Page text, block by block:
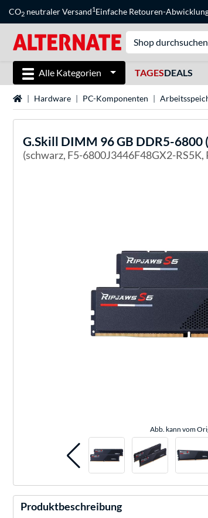
CO2 neutraler Versand1Einfache Retouren-
Alle Kategorien TAGESDEALS
StartseiteHardware PC-Komponenten
G.Skill DIMM 96 GB DDR5-6800
(schwarz, F5-6800J3446F48GX2-RS5K,
Abb. kann vom
Produktbeschreibung